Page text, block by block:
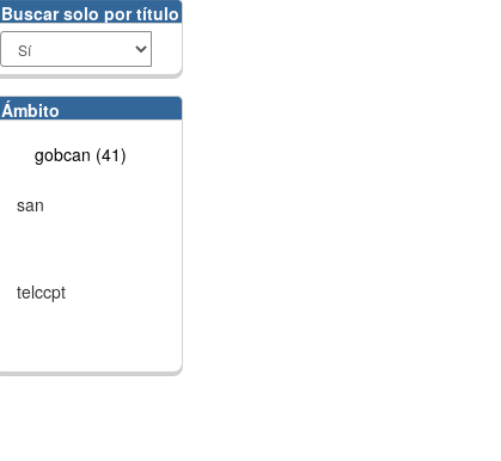
Buscar solo por título
Ámbito
gobcan (41)
san
telccpt